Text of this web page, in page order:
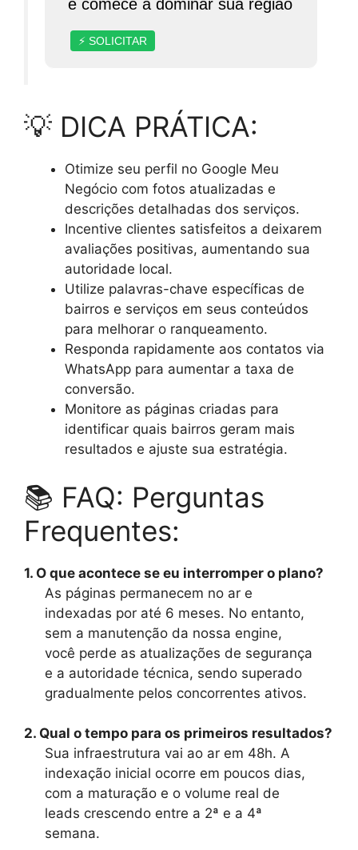
e comece a dominar sua região
⚡ SOLICITAR
💡 DICA PRÁTICA:
Otimize seu perfil no Google Meu
Negócio com fotos atualizadas e
descrições detalhadas dos serviços.
Incentive clientes satisfeitos a deixarem
avaliações positivas, aumentando sua
autoridade local.
Utilize palavras-chave específicas de
bairros e serviços em seus conteúdos
para melhorar o ranqueamento.
Responda rapidamente aos contatos via
WhatsApp para aumentar a taxa de
conversão.
Monitore as páginas criadas para
identificar quais bairros geram mais
resultados e ajuste sua estratégia.
📚 FAQ: Perguntas
Frequentes:
1. O que acontece se eu interromper o plano?
As páginas permanecem no ar e
indexadas por até 6 meses. No entanto,
sem a manutenção da nossa engine,
você perde as atualizações de segurança
e a autoridade técnica, sendo superado
gradualmente pelos concorrentes ativos.
2. Qual o tempo para os primeiros resultados?
Sua infraestrutura vai ao ar em 48h. A
indexação inicial ocorre em poucos dias,
com a maturação e o volume real de
leads crescendo entre a 2ª e a 4ª
semana.